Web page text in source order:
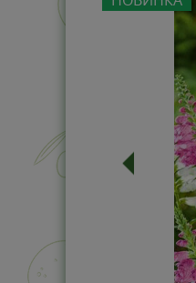
-11%